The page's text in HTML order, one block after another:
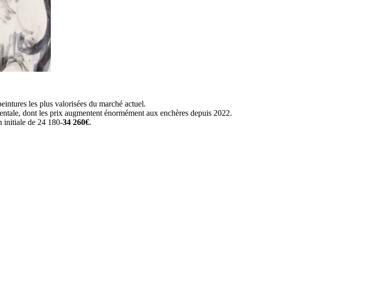
les plus valorisées du marché actuel.
dont les prix augmentent énormément aux enchères depuis 2022.
initiale de 24 180-34 260€.